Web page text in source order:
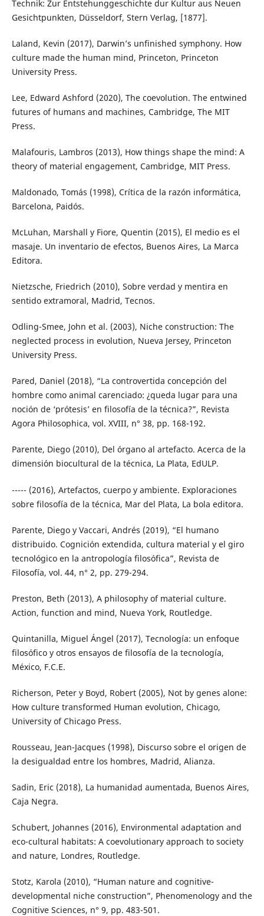
Technik: Zur Entstehunggeschichte dur Kultur aus Neuen
Gesichtpunkten, Düsseldorf, Stern Verlag, [1877].
Laland, Kevin (2017), Darwin’s unfinished symphony. How
culture made the human mind, Princeton, Princeton
University Press.
Lee, Edward Ashford (2020), The coevolution. The entwined
futures of humans and machines, Cambridge, The MIT
Press.
Malafouris, Lambros (2013), How things shape the mind: A
theory of material engagement, Cambridge, MIT Press.
Maldonado, Tomás (1998), Crítica de la razón informática,
Barcelona, Paidós.
McLuhan, Marshall y Fiore, Quentin (2015), El medio es el
masaje. Un inventario de efectos, Buenos Aires, La Marca
Editora.
Nietzsche, Friedrich (2010), Sobre verdad y mentira en
sentido extramoral, Madrid, Tecnos.
Odling-Smee, John et al. (2003), Niche construction: The
neglected process in evolution, Nueva Jersey, Princeton
University Press.
Pared, Daniel (2018), “La controvertida concepción del
hombre como animal carenciado: ¿queda lugar para una
noción de ‘prótesis’ en filosofía de la técnica?”, Revista
Agora Philosophica, vol. XVIII, n° 38, pp. 168-192.
Parente, Diego (2010), Del órgano al artefacto. Acerca de la
dimensión biocultural de la técnica, La Plata, EdULP.
----- (2016), Artefactos, cuerpo y ambiente. Exploraciones
sobre filosofía de la técnica, Mar del Plata, La bola editora.
Parente, Diego y Vaccari, Andrés (2019), “El humano
distribuido. Cognición extendida, cultura material y el giro
tecnológico en la antropología filosófica”, Revista de
Filosofía, vol. 44, n° 2, pp. 279-294.
Preston, Beth (2013), A philosophy of material culture.
Action, function and mind, Nueva York, Routledge.
Quintanilla, Miguel Ángel (2017), Tecnología: un enfoque
filosófico y otros ensayos de filosofía de la tecnología,
México, F.C.E.
Richerson, Peter y Boyd, Robert (2005), Not by genes alone:
How culture transformed Human evolution, Chicago,
University of Chicago Press.
Rousseau, Jean-Jacques (1998), Discurso sobre el origen de
la desigualdad entre los hombres, Madrid, Alianza.
Sadin, Eric (2018), La humanidad aumentada, Buenos Aires,
Caja Negra.
Schubert, Johannes (2016), Environmental adaptation and
eco-cultural habitats: A coevolutionary approach to society
and nature, Londres, Routledge.
Stotz, Karola (2010), “Human nature and cognitive-
developmental niche construction”, Phenomenology and the
Cognitive Sciences, n° 9, pp. 483-501.